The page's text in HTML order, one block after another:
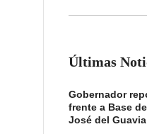
Últimas
Gobernador
frente a Base
José del